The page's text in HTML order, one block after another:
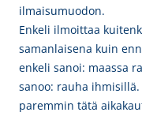
ilmaisumuodon.
Enkeli ilmoittaa
samanlaisena kuin
enkeli sanoi: maassa
sanoo: rauha
paremmin tätä